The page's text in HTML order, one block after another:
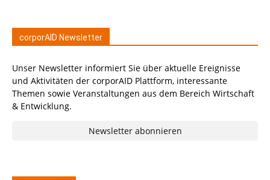
corporAID Newsletter
Unser Newsletter informiert Sie über aktuelle Ereignisse
und Aktivitäten der corporAID Plattform, interessante
Themen sowie Veranstaltungen aus dem Bereich Wirtschaft
& Entwicklung.
Newsletter abonnieren